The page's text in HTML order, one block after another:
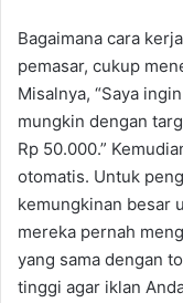
Bagaimana cara
pemasar, cukup
Misalnya, “Saya
mungkin dengan
Rp 50.000.”
otomatis. Untuk
kemungkinan besar
mereka pernah
yang sama dengan
tinggi agar iklan